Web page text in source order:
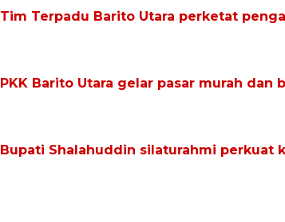
Tim Terpadu Barito Utara perketat
PKK Barito Utara gelar pasar murah dan
Bupati Shalahuddin silaturahmi perkuat